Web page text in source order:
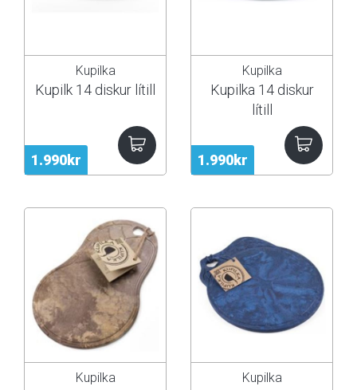
1.990kr
Kupilka
Kupilk 14 diskur lítill
1.990kr
Kupilka
Kupilka 14 diskur
lítill
Kupilka Kupilka